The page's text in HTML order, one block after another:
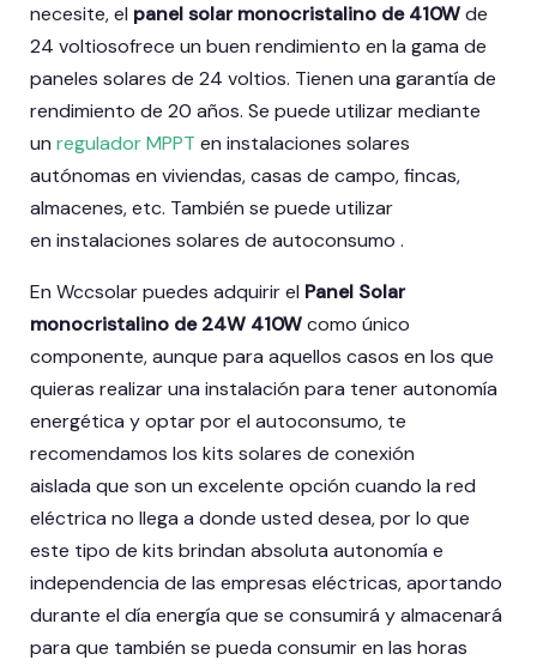
necesite, el panel solar monocristalino de 410Wde
24 voltiosofrece un buen rendimiento en la gama de
paneles solares de 24 voltios. Tienen una garantía de
rendimiento de 20 años. Se puede utilizar mediante
un regulador MPPT en instalaciones solares
autónomas en viviendas, casas de campo, fincas,
almacenes, etc. También se puede utilizar
en instalaciones solares de autoconsumo .
En Wccsolar puedes adquirir el Panel Solar
monocristalino de 24W 410Wcomo único
componente, aunque para aquellos casos en los que
quieras realizar una instalación para tener autonomía
energética y optar por el autoconsumo, te
recomendamos los kits solares de conexión
aislada que son un excelente opción cuando la red
eléctrica no llega a donde usted desea, por lo que
este tipo de kits brindan absoluta autonomía e
independencia de las empresas eléctricas, aportando
durante el día energía que se consumirá y almacenará
para que también se pueda consumir en las horas